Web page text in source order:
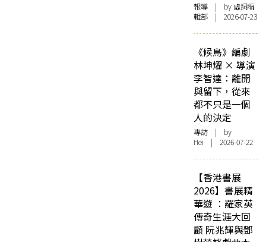
報導 | by 虛詞編
輯部 | 2026-07-23
《候鳥》編劇
林坤燿 × 導演
李智達：離開
與留下，從來
都不只是一個
人的決定
專訪 | by
Hei | 2026-07-22
【香港書展
2026】書展精
華遊 ：羅家英
傳奇生涯大回
顧 阮兆輝與鄧